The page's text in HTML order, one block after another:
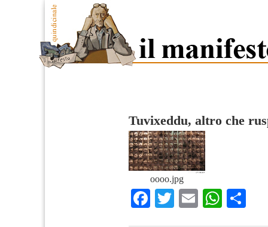
Tuvixeddu, altro che
oooo.jpg
Facebook
TwitterEmail